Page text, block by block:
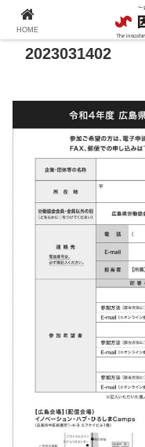
2023031402
HOME